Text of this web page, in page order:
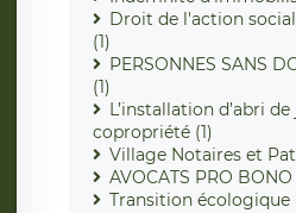
Droit de l'action
(1)
PERSONNES SANS
(1)
L’installation d’abri
copropriété (1)
Village Notaires et
AVOCATS PRO BONO
Transition écologique